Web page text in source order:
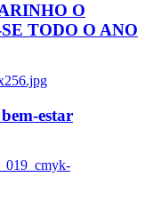
O
TODO O ANO
estar